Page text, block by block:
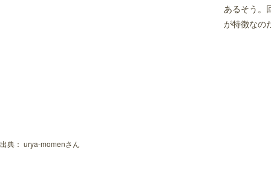
出典： urya-momenさん
あるそう。
が特徴なの